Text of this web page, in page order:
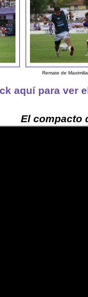
Remate de
aquí para ver
El compacto